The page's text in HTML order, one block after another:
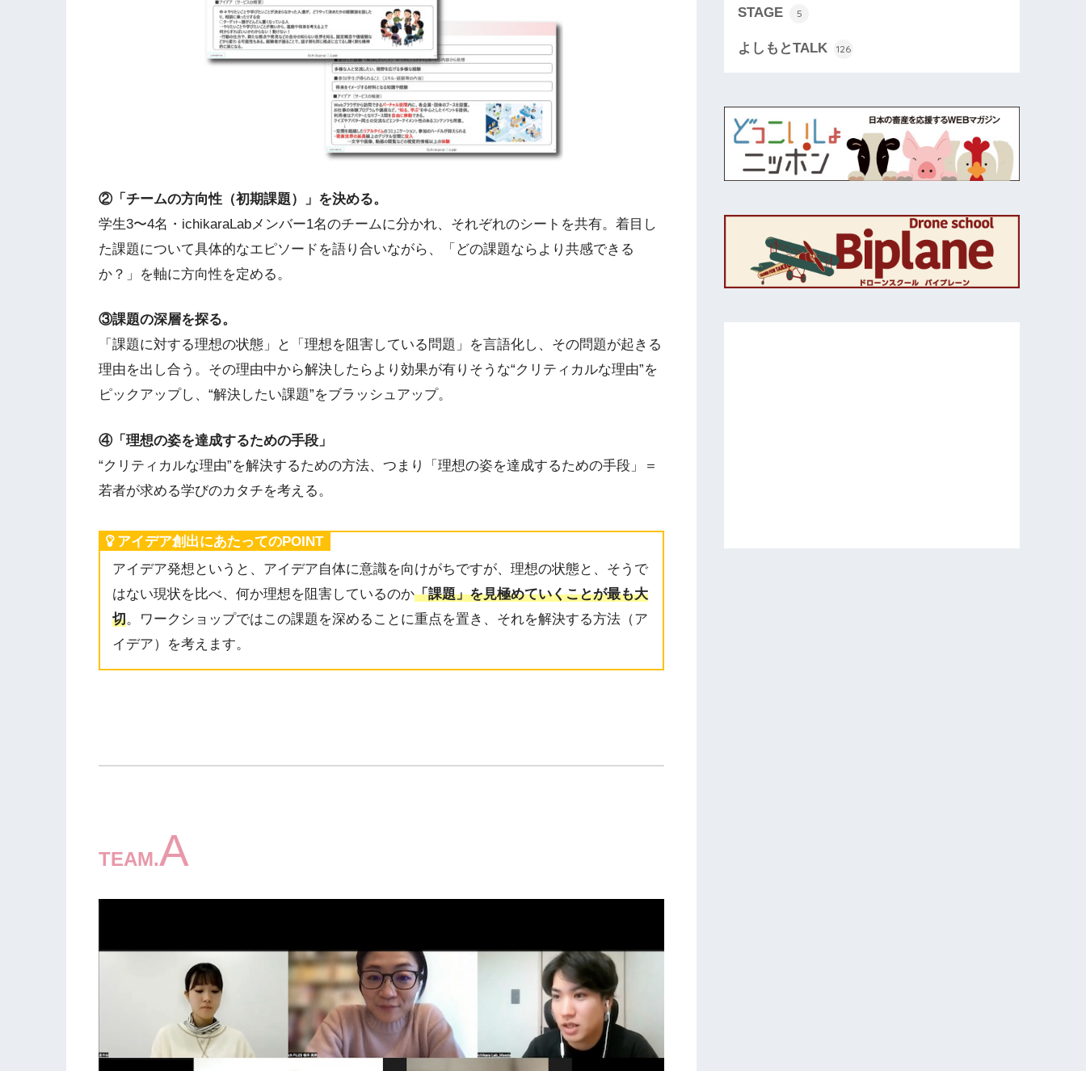
②「チームの方向性（初期課題）」を決める。
学生3〜4名・ichikaraLabメンバー1名のチームに分かれ、それぞれのシートを共有。着目し
た課題について具体的なエピソードを語り合いながら、「どの課題ならより共感できる
か？」を軸に方向性を定める。
③課題の深層を探る。
「課題に対する理想の状態」と「理想を阻害している問題」を言語化し、その問題が起きる
理由を出し合う。その理由中から解決したらより効果が有りそうな“クリティカルな理由”を
ピックアップし、“解決したい課題”をブラッシュアップ。
④「理想の姿を達成するための手段」
“クリティカルな理由”を解決するための方法、つまり「理想の姿を達成するための手段」＝
若者が求める学びのカタチを考える。
アイデア創出にあたってのPOINT
アイデア発想というと、アイデア自体に意識を向けがちですが、理想の状態と、そうで
はない現状を比べ、何か理想を阻害しているのか「課題」を見極めていくことが最も大
切。ワークショップではこの課題を深めることに重点を置き、それを解決する方法（ア
イデア）を考えます。
TEAM.A
STAGE 5
よしもとTALK 126